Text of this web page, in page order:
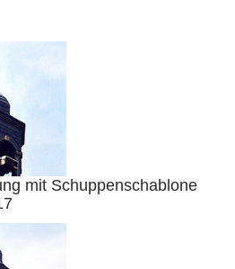
mit Schuppenschablone